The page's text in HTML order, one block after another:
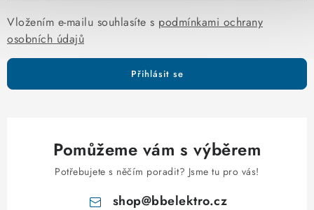
Vložením e-mailu souhlasíte s podmínkami ochrany
osobních údajů
Přihlásit se
Pomůžeme vám s výběrem
Potřebujete s něčím poradit? Jsme tu pro vás!
shop@bbelektro.cz